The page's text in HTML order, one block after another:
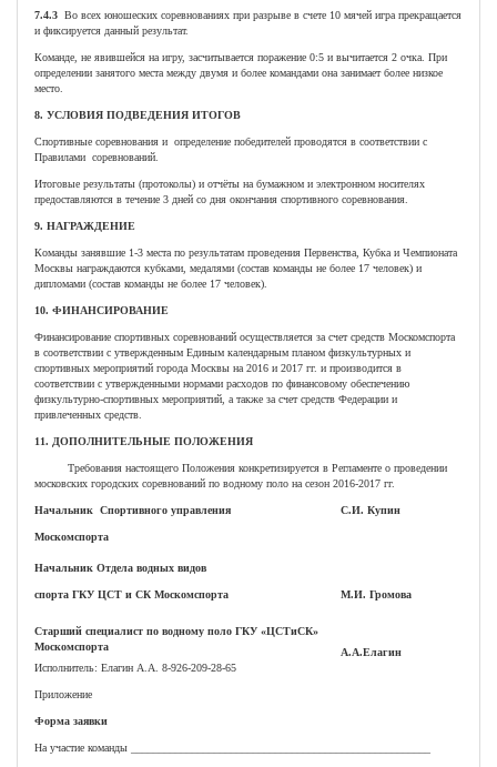
7.4.3 Во всех юношеских соревнованиях при разрыве в счете 10 мячей игра прекращается
и фиксируется данный результат.
Команде, не явившейся на игру, засчитывается поражение 0:5 и вычитается 2 очка. При
определении занятого места между двумя и более командами она занимает более низкое
место.
8. УСЛОВИЯ ПОДВЕДЕНИЯ ИТОГОВ
Спортивные соревнования и определение победителей проводятся в соответствии с
Правилами соревнований.
Итоговые результаты (протоколы) и отчёты на бумажном и электронном носителях
предоставляются в течение 3 дней со дня окончания спортивного соревнования.
9. НАГРАЖДЕНИЕ
Команды занявшие 1-3 места по результатам проведения Первенства, Кубка и Чемпионата
Москвы награждаются кубками, медалями (состав команды не более 17 человек) и
дипломами (состав команды не более 17 человек).
10. ФИНАНСИРОВАНИЕ
Финансирование спортивных соревнований осуществляется за счет средств Москомспорта
в соответствии с утвержденным Единым календарным планом физкультурных и
спортивных мероприятий города Москвы на 2016 и 2017 гг. и производится в
соответствии с утвержденными нормами расходов по финансовому обеспечению
физкультурно-спортивных мероприятий, а также за счет средств Федерации и
привлеченных средств.
11. ДОПОЛНИТЕЛЬНЫЕ ПОЛОЖЕНИЯ
Требования настоящего Положения конкретизируется в Регламенте о проведении
московских городских соревнований по водному поло на сезон 2016-2017 гг.
Начальник Спортивного управления
Москомспорта
С.И. Купин
Начальник Отдела водных видов
спорта ГКУ ЦСТ и СК Москомспорта М.И. Громова
Старший специалист по водному поло ГКУ «ЦСТиСК»
Москомспорта
А.А.Елагин
Исполнитель: Елагин А.А. 8-926-209-28-65
Приложение
Форма заявки
На участие команды ______________________________________________________